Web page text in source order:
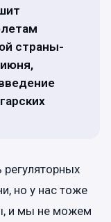
страны-
но у нас тоже
и мы не можем